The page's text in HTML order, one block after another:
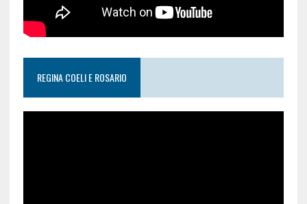
REGINA COELI E ROSARIO